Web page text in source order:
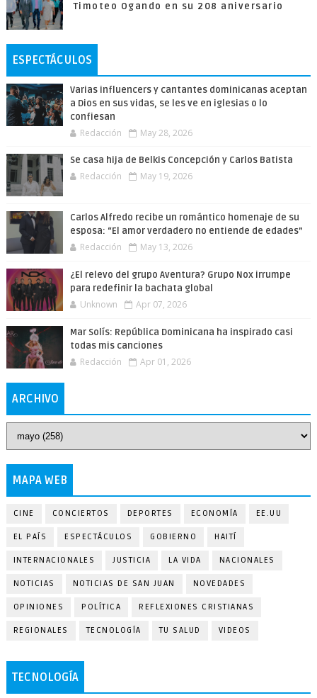
Timoteo Ogando en su 208 aniversario
ESPECTÁCULOS
Varias influencers y cantantes dominicanas aceptan
a Dios en sus vidas, se les ve en iglesias o lo
confiesan
Redacción May 28, 2026
Se casa hija de Belkis Concepción y Carlos Batista
Redacción May 19, 2026
Carlos Alfredo recibe un romántico homenaje de su
esposa: “El amor verdadero no entiende de edades”
Redacción May 13, 2026
¿El relevo del grupo Aventura? Grupo Nox irrumpe
para redefinir la bachata global
Unknown Apr 07, 2026
Mar Solís: República Dominicana ha inspirado casi
todas mis canciones
Redacción Apr 01, 2026
ARCHIVO
MAPA WEB
CINE CONCIERTOS DEPORTES ECONOMÍA EE.UU
EL PAÍS ESPECTÁCULOS GOBIERNO HAITÍ
INTERNACIONALES JUSTICIA LA VIDA NACIONALES
NOTICIAS NOTICIAS DE SAN JUAN NOVEDADES
OPINIONES POLÍTICA REFLEXIONES CRISTIANAS
REGIONALES TECNOLOGÍA TU SALUD VIDEOS
TECNOLOGÍA